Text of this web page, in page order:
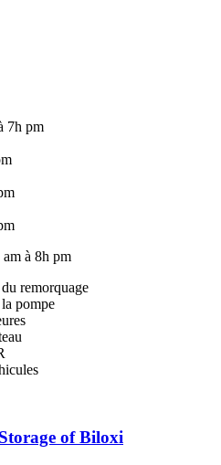
7h pm
à 8h pm
remorquage
pompe
of Biloxi